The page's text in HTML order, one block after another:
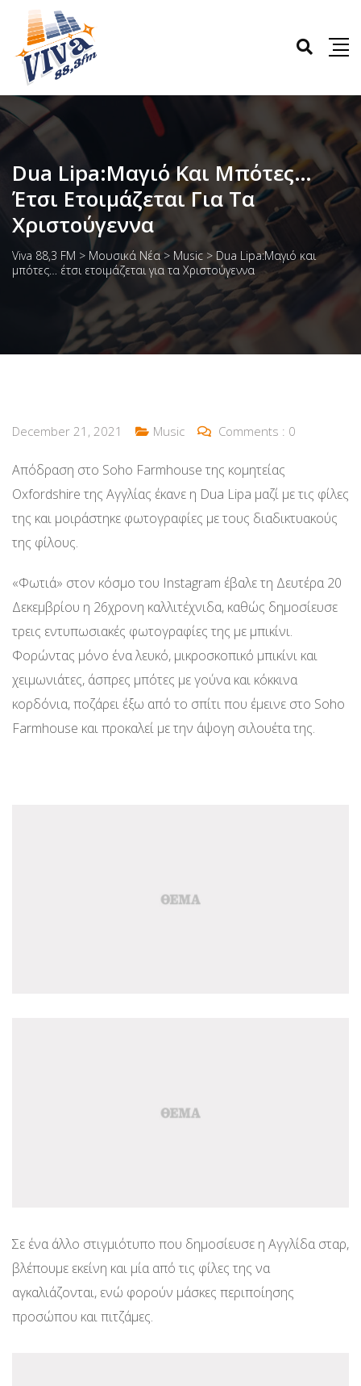
Dua Lipa:Μαγιό Και Μπότες…
Έτσι Ετοιμάζεται Για Τα
Χριστούγεννα
Viva 88,3 FM > Μουσικά Νέα > Music > Dua Lipa:Μαγιό και
μπότες… έτσι ετοιμάζεται για τα Χριστούγεννα
December 21, 2021 Music Comments : 0
Απόδραση στο Soho Farmhouse της κομητείας
Oxfordshire της Αγγλίας έκανε η Dua Lipa μαζί με τις φίλες
της και μοιράστηκε φωτογραφίες με τους διαδικτυακούς
της φίλους.
«Φωτιά» στον κόσμο του Instagram έβαλε τη Δευτέρα 20
Δεκεμβρίου η 26χρονη καλλιτέχνιδα, καθώς δημοσίευσε
τρεις εντυπωσιακές φωτογραφίες της με μπικίνι.
Φορώντας μόνο ένα λευκό, μικροσκοπικό μπικίνι και
χειμωνιάτες, άσπρες μπότες με γούνα και κόκκινα
κορδόνια, ποζάρει έξω από το σπίτι που έμεινε στο Soho
Farmhouse και προκαλεί με την άψογη σιλουέτα της.
Σε ένα άλλο στιγμιότυπο που δημοσίευσε η Αγγλίδα σταρ,
βλέπουμε εκείνη και μία από τις φίλες της να
αγκαλιάζονται, ενώ φορούν μάσκες περιποίησης
προσώπου και πιτζάμες.